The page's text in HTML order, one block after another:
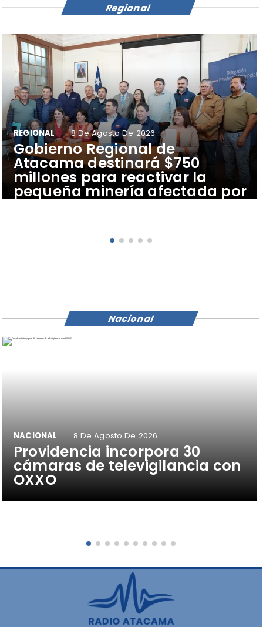
Gobierno Regional de
Atacama destinará $750
millones para reactivar la
pequeña minería afectada por
sistema frontal
REGIONAL 8 De Agosto De 2026
Regional
Providencia incorpora 30
cámaras de televigilancia con
OXXO
NACIONAL 8 De Agosto De 2026
Nacional